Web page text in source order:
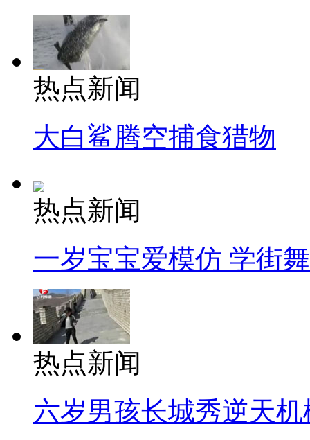
热点新闻
大白鲨腾空捕食猎物
热点新闻
一岁宝宝爱模仿 学街
热点新闻
六岁男孩长城秀逆天机